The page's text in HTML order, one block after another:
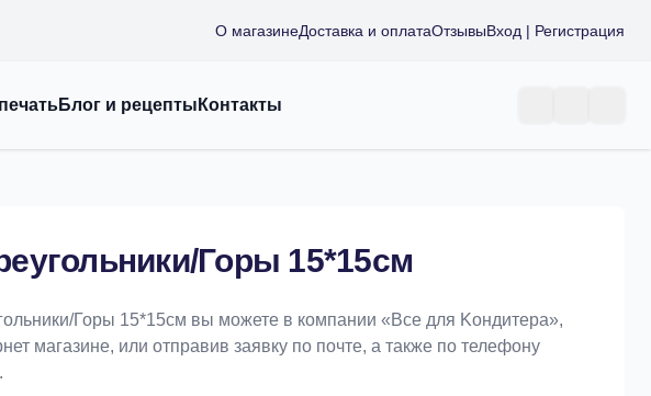
О магазинеДоставка и оплатаОтзывыВход | Регистрация
Блог и рецепты Контакты
Горы 15*15см
Горы 15*15см вы можете в компании «Bce для Koндитeрa»,
магазине, или отправив заявку по почте, а также по телефону